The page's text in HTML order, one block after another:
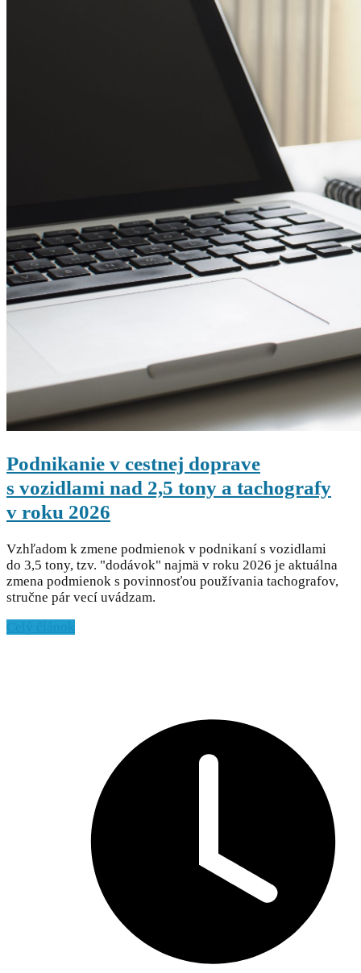
Podnikanie v cestnej doprave
s vozidlami nad 2,5 tony a tachografy
v roku 2026
Vzhľadom k zmene podmienok v podnikaní s vozidlami
do 3,5 tony, tzv. "dodávok" najmä v roku 2026 je aktuálna
zmena podmienok s povinnosťou používania tachografov,
stručne pár vecí uvádzam.